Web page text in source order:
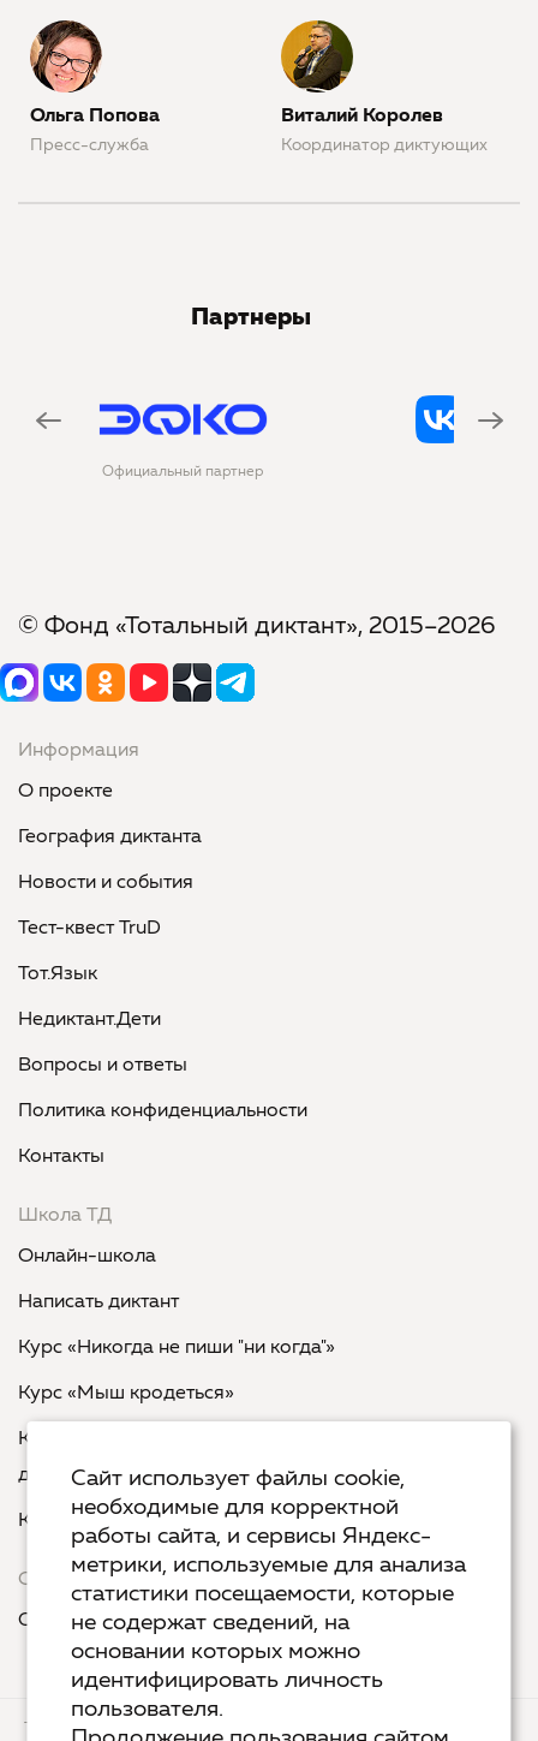
Ольга Попова
Пресс-служба
Виталий Королев
Координатор диктующих
Партнеры
Официальная соцсеть
© Фонд «Тотальный диктант», 2015–2026
Информация
О проекте
География диктанта
Новости и события
Тест-квест TruD
Тот.Язык
Недиктант.Дети
Вопросы и ответы
Политика конфиденциальности
Контакты
Школа ТД
Онлайн-школа
Написать диктант
Курс «Никогда не пиши "ни когда"»
Курс «Мыш кродеться»
Курс «Русская пунктуация: болевые точки... и
двоеточия»
Курс «Я пишу - мне отвечают»
Сервисы
Организовать акцию в своем городе
ТЕХ.ПОДДЕРЖКА
Сайт использует файлы cookie,
необходимые для корректной
работы сайта, и сервисы Яндекс-
метрики, используемые для анализа
статистики посещаемости, которые
не содержат сведений, на
основании которых можно
идентифицировать личность
пользователя.